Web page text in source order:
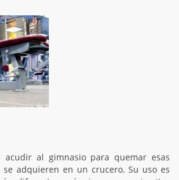
acudir al gimnasio para quemar esas
adquieren en un crucero. Su uso es